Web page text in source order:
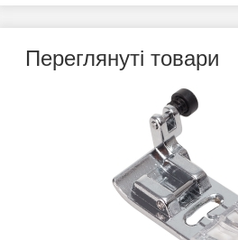
Переглянуті товари